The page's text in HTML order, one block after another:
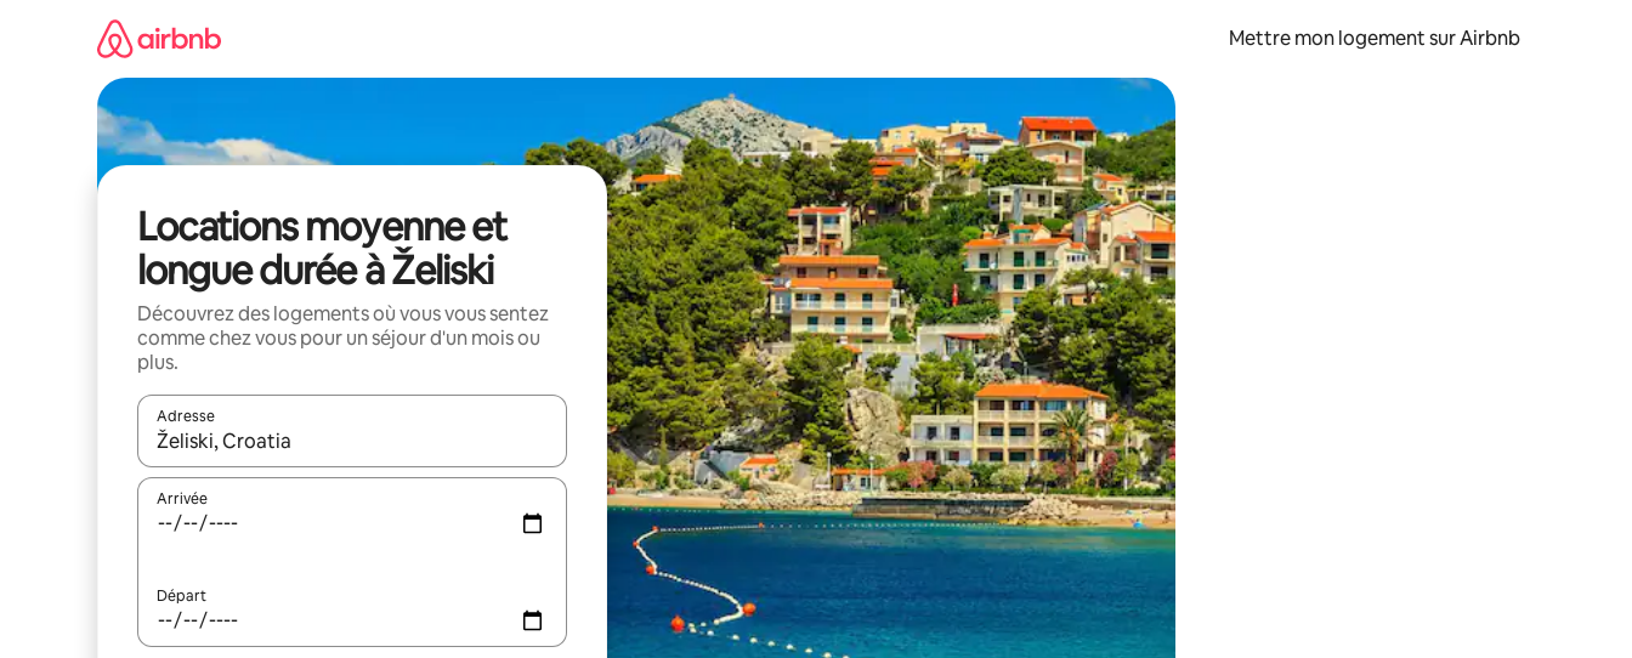
Mettre mon logement sur Airbnb
Locations moyenne et
longue durée à Želiski
Découvrez des logements où vous vous sentez
comme chez vous pour un séjour d'un mois ou
plus.
Adresse
Lorsque les résultats s'affichent, utilisez les flèches vers le haut et vers le bas pour les parcourir ou en appuyant et en faisant glisser.
Arrivée
Départ